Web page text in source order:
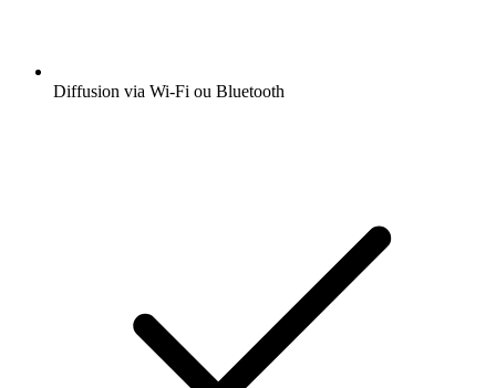
Diffusion via Wi-Fi ou Bluetooth